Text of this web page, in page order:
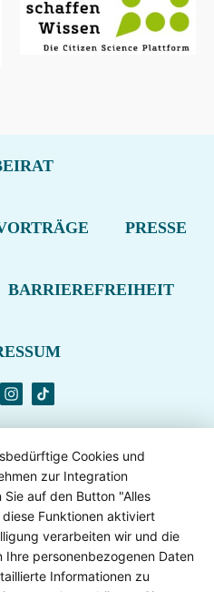
PRESSE
BARRIEREFREIHEIT
Cookies und
zur Integration
auf den Button "Alles
Funktionen aktiviert
verarbeiten wir und die
personenbezogenen Daten
Informationen zu